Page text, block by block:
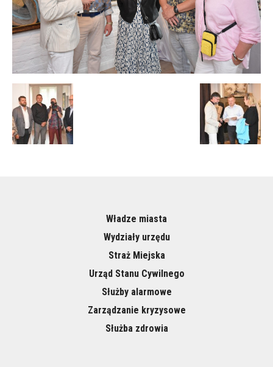
Władze miasta
Wydziały urzędu
Straż Miejska
Urząd Stanu Cywilnego
Służby alarmowe
Zarządzanie kryzysowe
Służba zdrowia